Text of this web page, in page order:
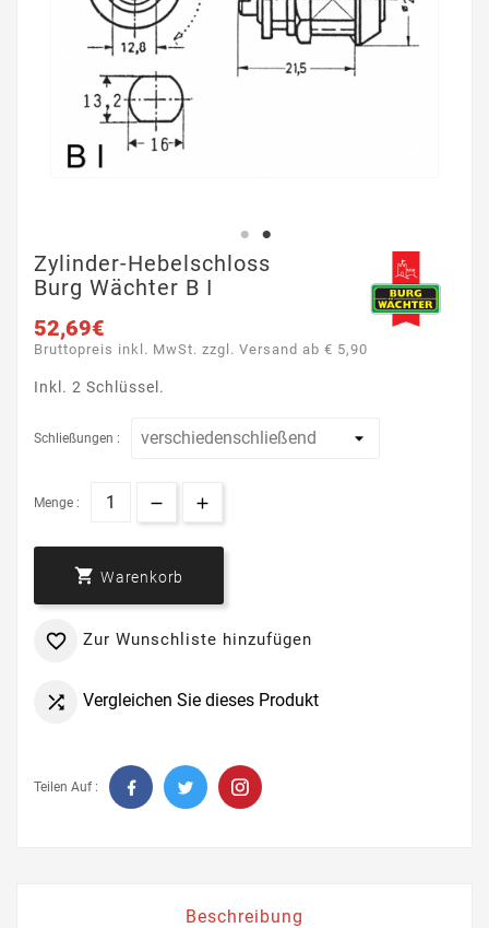
Zylinder-Hebelschloss
Burg Wächter B I
52,69€
Bruttopreis inkl. MwSt. zzgl. Versand ab € 5,90
Inkl. 2 Schlüssel.
Schließungen :
Menge :
 Warenkorb
 Zur Wunschliste hinzufügen
 Vergleichen Sie dieses Produkt
Teilen Auf :
Beschreibung